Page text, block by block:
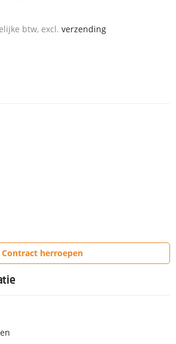
btw, excl. verzending
Contract herroepen